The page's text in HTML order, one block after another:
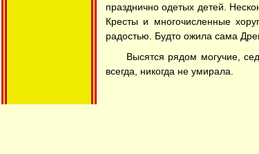
празднично одетых детей.
Кресты и многочисленные
радостью. Будто ожила сама
Высятся рядом могучие,
всегда, никогда не умирала.